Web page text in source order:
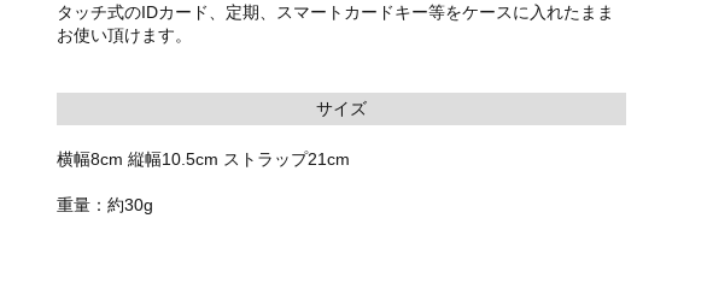
タッチ式のIDカード、定期、スマートカードキー等をケースに入れたまま
お使い頂けます。
サイズ
横幅8cm 縦幅10.5cm ストラップ21cm
重量：約30g